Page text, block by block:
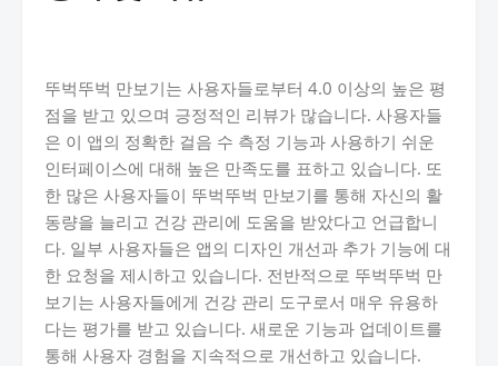
뚜벅뚜벅 만보기는 사용자들로부터 4.0 이상의 높은 평
점을 받고 있으며 긍정적인 리뷰가 많습니다. 사용자들
은 이 앱의 정확한 걸음 수 측정 기능과 사용하기 쉬운
인터페이스에 대해 높은 만족도를 표하고 있습니다. 또
한 많은 사용자들이 뚜벅뚜벅 만보기를 통해 자신의 활
동량을 늘리고 건강 관리에 도움을 받았다고 언급합니
다. 일부 사용자들은 앱의 디자인 개선과 추가 기능에 대
한 요청을 제시하고 있습니다. 전반적으로 뚜벅뚜벅 만
보기는 사용자들에게 건강 관리 도구로서 매우 유용하
다는 평가를 받고 있습니다. 새로운 기능과 업데이트를
통해 사용자 경험을 지속적으로 개선하고 있습니다.